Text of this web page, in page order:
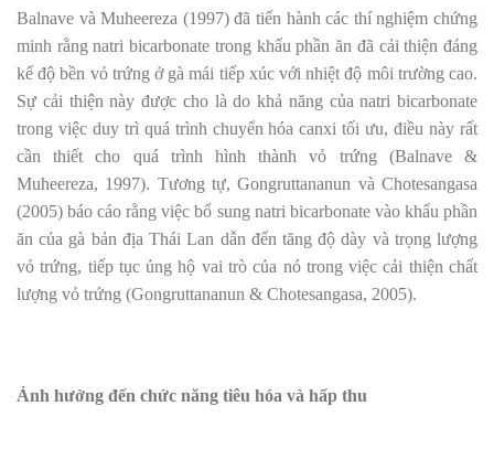
Balnave và Muheereza (1997) đã tiến hành các thí nghiệm chứng
minh rằng natri bicarbonate trong khẩu phần ăn đã cải thiện đáng
kể độ bền vỏ trứng ở gà mái tiếp xúc với nhiệt độ môi trường cao.
Sự cải thiện này được cho là do khả năng của natri bicarbonate
trong việc duy trì quá trình chuyển hóa canxi tối ưu, điều này rất
cần thiết cho quá trình hình thành vỏ trứng (Balnave &
Muheereza, 1997). Tương tự, Gongruttananun và Chotesangasa
(2005) báo cáo rằng việc bổ sung natri bicarbonate vào khẩu phần
ăn của gà bản địa Thái Lan dẫn đến tăng độ dày và trọng lượng
vỏ trứng, tiếp tục ủng hộ vai trò của nó trong việc cải thiện chất
lượng vỏ trứng (Gongruttananun & Chotesangasa, 2005).
Ảnh hưởng đến chức năng tiêu hóa và hấp thu